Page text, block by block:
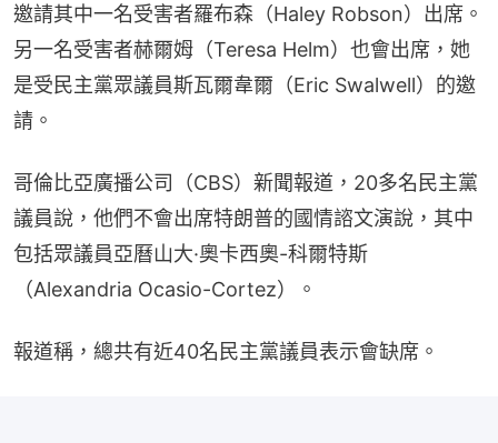
邀請其中一名受害者羅布森（Haley Robson）出席。
另一名受害者赫爾姆（Teresa Helm）也會出席，她
是受民主黨眾議員斯瓦爾韋爾（Eric Swalwell）的邀
請。
哥倫比亞廣播公司（CBS）新聞報道，20多名民主黨
議員說，他們不會出席特朗普的國情諮文演說，其中
包括眾議員亞曆山大·奧卡西奧-科爾特斯
（Alexandria Ocasio-Cortez）。
報道稱，總共有近40名民主黨議員表示會缺席。